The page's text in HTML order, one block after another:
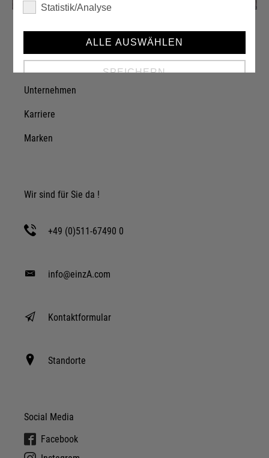
Über einzA
Unternehmen
Karriere
Marken
Wir sind für Sie da !
+49 (0)511-67490 0
info@einzA.com
Kontaktformular
Standorte
Social Media
Facebook
Statistik/Analyse
ALLE AUSWÄHLEN
SPEICHERN